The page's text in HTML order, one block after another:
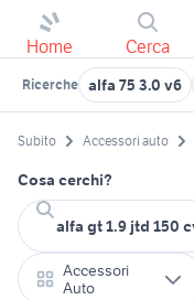
Home Cerca
Ricerche alfa 75 3.0 v6
Subito Accessori auto
Cosa cerchi?
Accessori
Auto